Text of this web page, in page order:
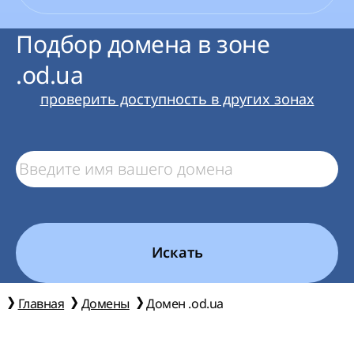
Подбор домена в зоне
.od.ua
проверить доступность в других зонах
Искать
Главная Домены Домен .od.ua